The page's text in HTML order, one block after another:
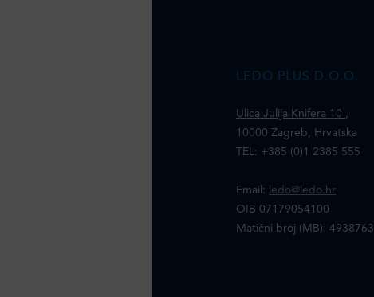
LEDO PLUS D.O.O.
Ulica Julija Knifera 10 ,
10000 Zagreb, Hrvatska
TEL: +385 (0)1 2385 555
Email:
ledo@ledo.hr
OIB 07179054100
Matični broj (MB): 4938763